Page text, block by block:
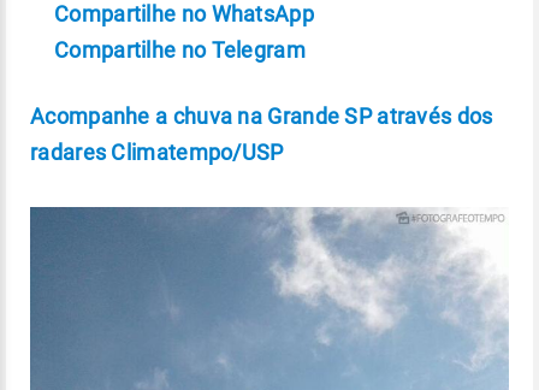
Compartilhe no WhatsApp
Compartilhe no Telegram
Acompanhe a chuva na Grande SP através dos
radares Climatempo/USP